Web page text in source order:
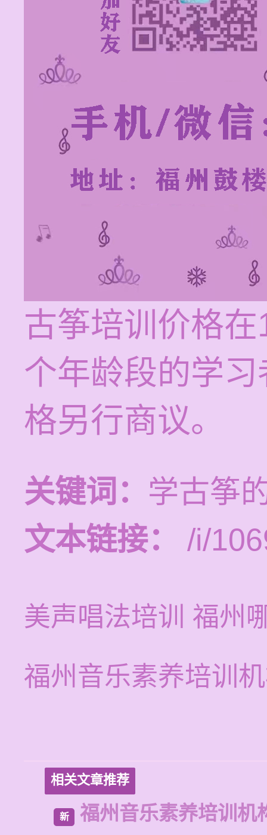
古筝培训价格
个年龄段的学
格另行商议。
关键词： 学古筝
文本链接：
/i/
美声唱法培训 福州
福州音乐素养培训
相关文章推荐
新 福州音乐素养培训机